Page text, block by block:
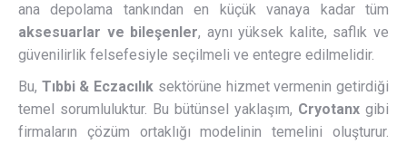
ana depolama tankından en küçük vanaya kadar tüm
aksesuarlar ve bileşenler, aynı yüksek kalite, saflık ve
güvenilirlik felsefesiyle seçilmeli ve entegre edilmelidir.
Bu, Tıbbi & Eczacılık sektörüne hizmet vermenin getirdiği
temel sorumluluktur. Bu bütünsel yaklaşım, Cryotanx gibi
firmaların çözüm ortaklığı modelinin temelini oluşturur.